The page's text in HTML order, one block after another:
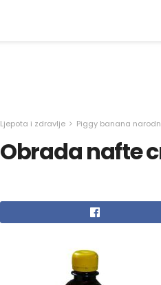
Ljepota i zdravlje Piggy banana
Obrada nafte